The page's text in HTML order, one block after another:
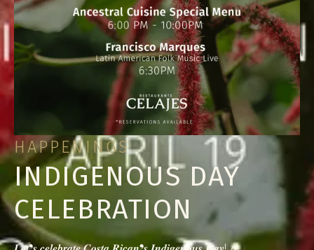
HAPPENINGS
INDIGENOUS DAY
CELEBRATION